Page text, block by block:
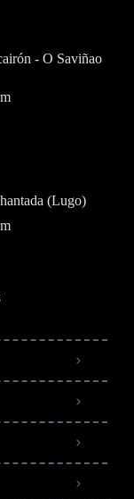
- O Saviñao
(Lugo)